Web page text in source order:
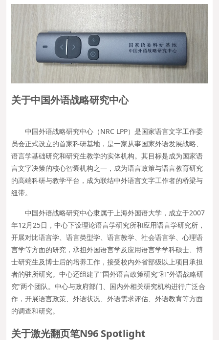
关于中国外语战略研究中心
中国外语战略研究中心（NRC LPP）是国家语言文字工作委
员会正式设立的首家科研基地，是一家从事国家外语发展战略、
语言学基础研究和研究生教学的实体机构。其目标是成为国家语
言文字决策的核心智囊机构之一，成为语言政策与语言教育研究
的高端科研与教学平台，成为联结中外语言文字工作者的桥梁与
纽带。
中国外语战略研究中心隶属于上海外国语大学，成立于2007
年12月25日，中心下设理论语言学研究所和应用语言学研究所，
开展对比语言学、语言类型学、语言教学、社会语言学、心理语
言学等方面的研究，承担外国语言学及应用语言学学科硕士、博
士研究生及博士后的培养工作，接受校内外省部级以上项目承担
者的驻所研究。中心还组建了“国外语言政策研究”和“外语战略研
究”两个团队。中心与政府部门、国内外相关研究机构进行广泛合
作，开展语言政策、外语状况、外语需求评估、外语教育等方面
的调查和研究。
关于激光翻页笔N96 Spotlight